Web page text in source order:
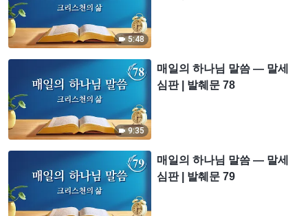
5:48
9:35
매일의 하나님 말씀 ― 말세
심판 | 발췌문 78
매일의 하나님 말씀 ― 말세
심판 | 발췌문 79